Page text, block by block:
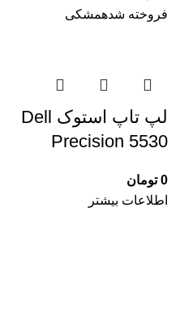
فروخته شدهمشکی
لپ تاپ استوک Dell
Precision 5530
0 تومان
اطلاعات بیشتر